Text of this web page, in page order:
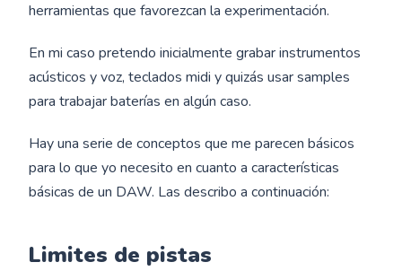
herramientas que favorezcan la experimentación.
En mi caso pretendo inicialmente grabar instrumentos
acústicos y voz, teclados midi y quizás usar samples
para trabajar baterías en algún caso.
Hay una serie de conceptos que me parecen básicos
para lo que yo necesito en cuanto a características
básicas de un DAW. Las describo a continuación:
Limites de pistas